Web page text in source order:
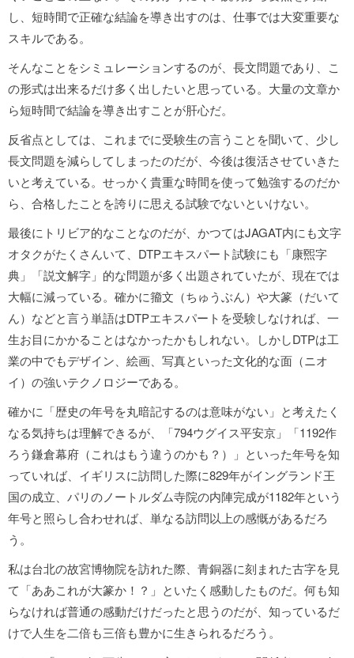
し、短時間で正確な結論を導き出すのは、仕事では大変重要な
スキルである。
そんなことをシミュレーションするのが、長文問題であり、こ
の形式は出来るだけ多く出したいと思っている。大量の文章か
ら短時間で結論を導き出すことが肝心だ。
反省点としては、これまでに受験生の言うことを聞いて、少し
長文問題を減らしてしまったのだが、今後は復活させていきた
いと考えている。せっかく貴重な時間を使って勉強するのだか
ら、合格したことを誇りに思える試験でないといけない。
最後にトリビア的なことなのだが、かつてはJAGAT内にも文字
オタクがたくさんいて、DTPエキスパート試験にも「康煕字
典」「説文解字」的な問題が多く出題されていたが、現在では
大幅に減っている。確かに籀文（ちゅうぶん）や大篆（だいて
ん）などと言う単語はDTPエキスパートを受験しなければ、一
生お目にかかることはなかったかもしれない。しかしDTPは工
業の中でもデザイン、絵画、写真といった文化的な面（ニオ
イ）の強いテクノロジーである。
確かに「歴史の年号を丸暗記するのは意味がない」と考えたく
なる気持ちは理解できるが、「794ウグイス平安京」「1192作
ろう鎌倉幕府（これはもう違うのかも？）」といった年号を知
っていれば、イギリスに訪問した際に829年がイングランド王
国の成立、パリのノートルダム寺院の内陣完成が1182年という
年号と照らし合わせれば、単なる訪問以上の感慨があるだろ
う。
私は台北の故宮博物院を訪れた際、青銅器に刻まれた古字を見
て「ああこれが大篆か！？」といたく感動したものだ。何も知
らなければ普通の感動だけだったと思うのだが、知っているだ
けで人生を二倍も三倍も豊かに生きられるだろう。